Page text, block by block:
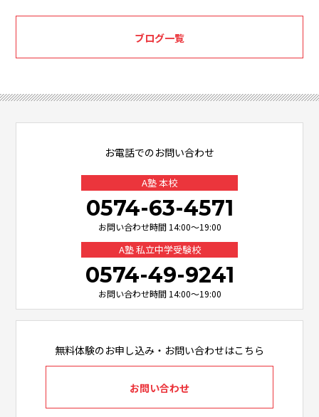
ブログ一覧
お電話でのお問い合わせ
A塾 本校
0574-63-4571
お問い合わせ時間 14:00～19:00
A塾 私立中学受験校
0574-49-9241
お問い合わせ時間 14:00～19:00
無料体験のお申し込み・お問い合わせはこちら
お問い合わせ